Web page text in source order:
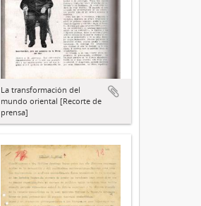
La transformación del
mundo oriental [Recorte de
prensa]